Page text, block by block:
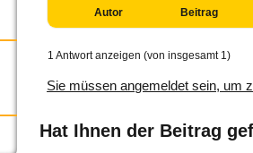
Autor Beitrag
1 Antwort anzeigen (von insgesamt 1)
Sie müssen angemeldet sein, um
Hat Ihnen der Beitrag